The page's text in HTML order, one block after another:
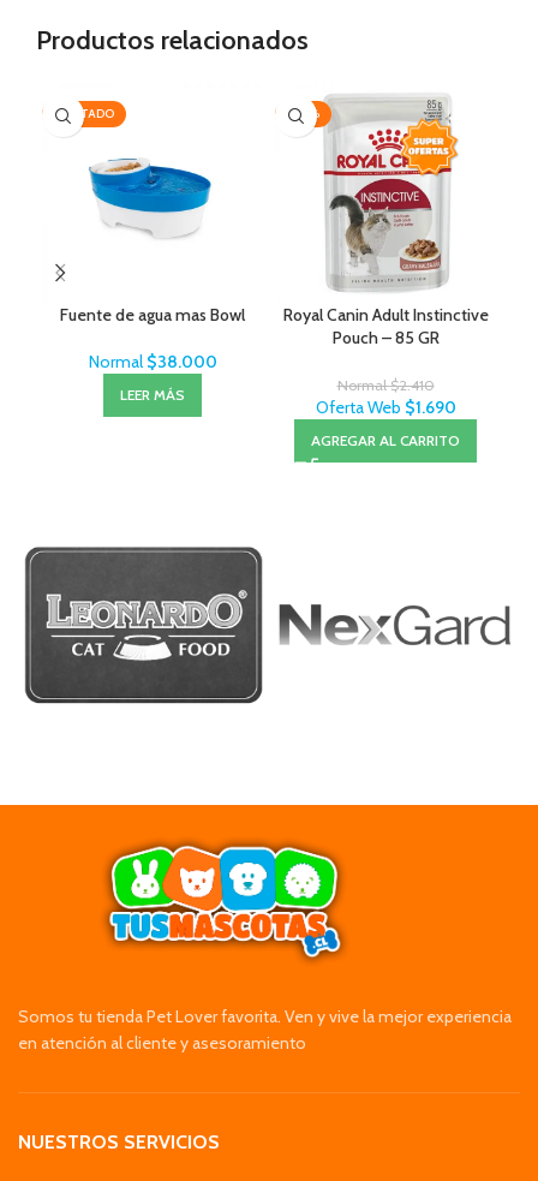
Productos relacionados
AGOTADO
Fuente de agua mas Bowl
Normal $38.000
LEER MÁS
-30%
Royal Canin Adult Instinctive
Pouch – 85 GR
Normal$2.410
Oferta Web $1.690
AGREGAR AL CARRITO
Somos tu tienda Pet Lover favorita. Ven y vive la mejor experiencia
en atención al cliente y asesoramiento
NUESTROS SERVICIOS